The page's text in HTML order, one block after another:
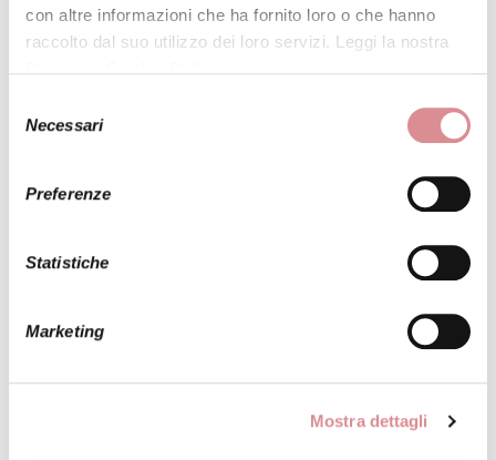
con altre informazioni che ha fornito loro o che hanno
raccolto dal suo utilizzo dei loro servizi. Leggi la nostra
delNecessari
Preferenze
Statistiche
Marketing
Mostra dettagli
EUGENIE